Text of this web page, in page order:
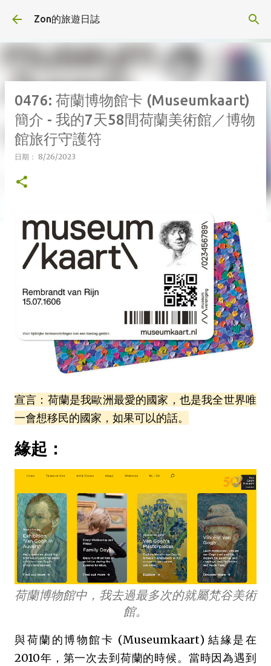
Zon的旅遊日誌
0476: 荷蘭博物館卡 (Museumkaart)
簡介 - 我的7天58間荷蘭美術館／博物
館旅行守護符
日期： 8/26/2023
宣言：荷蘭是我歐洲最愛的國家，也是我全世界唯
一會想移民的國家，如果可以的話。
緣起：
荷蘭博物館中，我去過最多次的就屬梵谷美術
館。
與荷蘭的博物館卡 (Museumkaart) 結緣是在
2010年，第一次去到荷蘭的時候。當時因為遇到